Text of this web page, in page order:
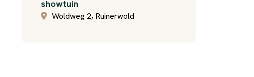
showtuin
Woldweg 2, Ruinerwold